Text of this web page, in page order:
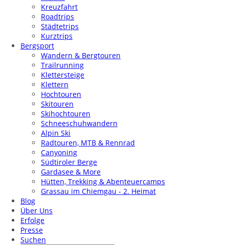
Kreuzfahrt
Roadtrips
Städtetrips
Kurztrips
Bergsport
Wandern & Bergtouren
Trailrunning
Klettersteige
Klettern
Hochtouren
Skitouren
Skihochtouren
Schneeschuhwandern
Alpin Ski
Radtouren, MTB & Rennrad
Canyoning
Südtiroler Berge
Gardasee & More
Hütten, Trekking & Abenteuercamps
Grassau im Chiemgau - 2. Heimat
Blog
Über Uns
Erfolge
Presse
Suchen